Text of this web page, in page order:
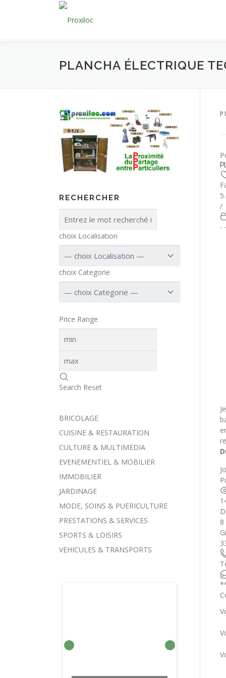
PLANCHA ÉLECTRIQUE
/
-
8
RECHERCHER
choix Localisation
choix Categorie
Price Range
Search Reset
BRICOLAGE
CUISINE & RESTAURATION
CULTURE & MULTIMEDIA
EVENEMENTIEL & MOBILIER
IMMOBILIER
JARDINAGE
MODE, SOINS & PUERICULTURE
PRESTATIONS & SERVICES
SPORTS & LOISIRS
VEHICULES & TRANSPORTS
SUR BARRES
COMPRESSEUR DE
CHARGEUR
ADAPTABLE SUR
VOITURE MONOSPACE